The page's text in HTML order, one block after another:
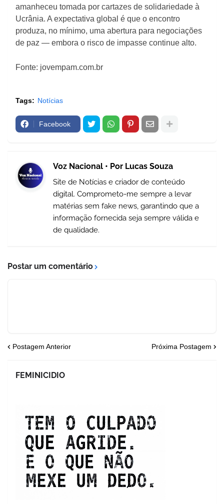
amanheceu tomada por cartazes de solidariedade à
Ucrânia. A expectativa global é que o encontro
produza, no mínimo, uma abertura para negociações
de paz — embora o risco de impasse continue alto.
Fonte: jovempam.com.br
Tags: Notícias
Facebook
Voz Nacional • Por Lucas Souza
Site de Notícias e criador de conteúdo
digital. Comprometo-me sempre a levar
matérias sem fake news, garantindo que a
informação fornecida seja sempre válida e
de qualidade.
Postar um comentário
Postagem Anterior Próxima Postagem
FEMINICIDIO